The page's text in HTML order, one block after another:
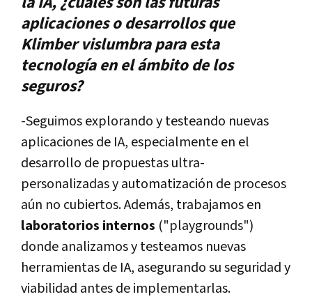
aplicaciones o desarrollos que
Klimber vislumbra para esta
tecnología en el ámbito de los
seguros?
-Seguimos explorando y testeando nuevas
aplicaciones de IA, especialmente en el
desarrollo de propuestas ultra-
personalizadas y automatización de procesos
aún no cubiertos. Además, trabajamos en
laboratorios internos ("playgrounds")
donde analizamos y testeamos nuevas
herramientas de IA, asegurando su seguridad y
viabilidad antes de implementarlas.